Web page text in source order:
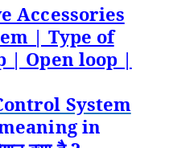
Accessories
| Type of
| Open loop |
System
in